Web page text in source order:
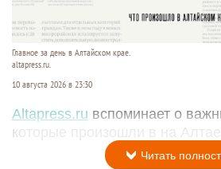
Главное за день в Алтайском крае.
altapress.ru.
10 августа 2026 в 23:30
Altapress.ru вспоминает о
которые произошли в на Алтае
Читать